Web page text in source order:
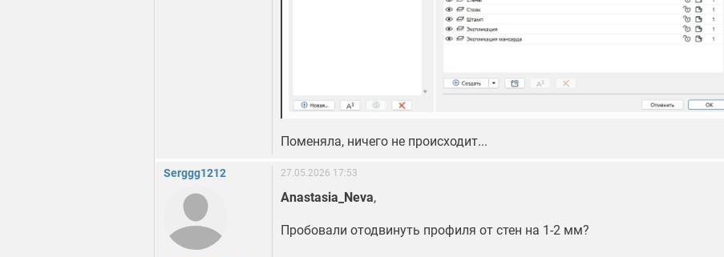
Поменяла, ничего не происходит...
Serggg1212 27.05.2026 17:53
Anastasia_Neva,
Пробовали отодвинуть профиля от стен на 1-2 мм?